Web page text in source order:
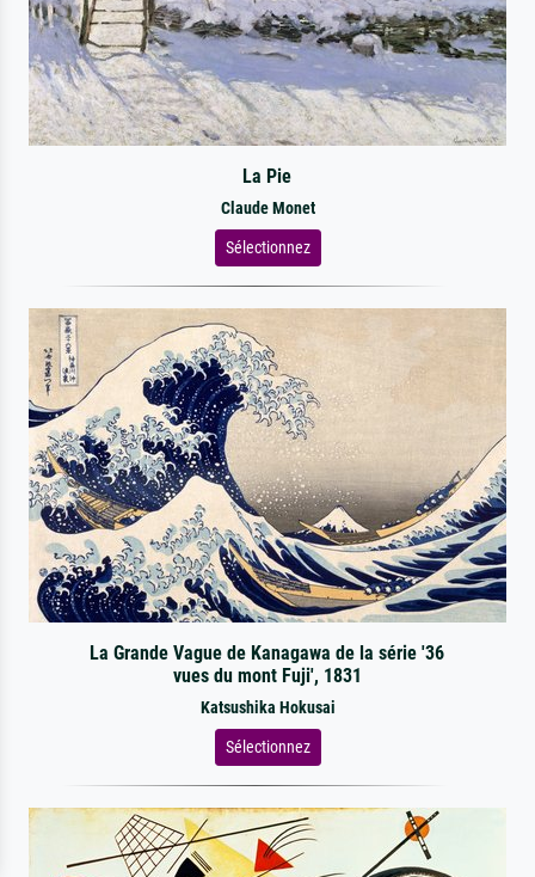
La Pie
Claude Monet
Sélectionnez
La Grande Vague de Kanagawa de la série '36
vues du mont Fuji', 1831
Katsushika Hokusai
Sélectionnez